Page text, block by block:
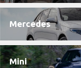
Mercedes
Mini